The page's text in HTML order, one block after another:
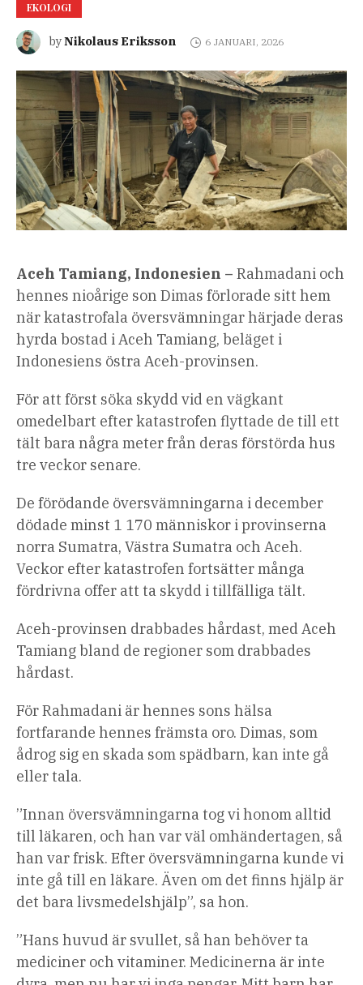
EKOLOGI
byNikolaus Eriksson 6 JANUARI, 2026
Aceh Tamiang, Indonesien – Rahmadani och
hennes nioårige son Dimas förlorade sitt hem
när katastrofala översvämningar härjade deras
hyrda bostad i Aceh Tamiang, beläget i
Indonesiens östra Aceh-provinsen.
För att först söka skydd vid en vägkant
omedelbart efter katastrofen flyttade de till ett
tält bara några meter från deras förstörda hus
tre veckor senare.
De förödande översvämningarna i december
dödade minst 1 170 människor i provinserna
norra Sumatra, Västra Sumatra och Aceh.
Veckor efter katastrofen fortsätter många
fördrivna offer att ta skydd i tillfälliga tält.
Aceh-provinsen drabbades hårdast, med Aceh
Tamiang bland de regioner som drabbades
hårdast.
För Rahmadani är hennes sons hälsa
fortfarande hennes främsta oro. Dimas, som
ådrog sig en skada som spädbarn, kan inte gå
eller tala.
”Innan översvämningarna tog vi honom alltid
till läkaren, och han var väl omhändertagen, så
han var frisk. Efter översvämningarna kunde vi
inte gå till en läkare. Även om det finns hjälp är
det bara livsmedelshjälp”, sa hon.
”Hans huvud är svullet, så han behöver ta
mediciner och vitaminer. Medicinerna är inte